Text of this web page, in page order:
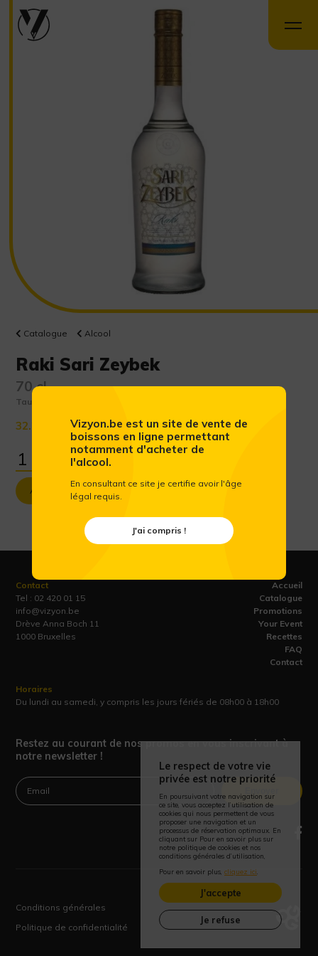
Catalogue Alcool
Raki Sari Zeybek
70 cl
Taux d'alcool :
32.24 € (Prix public conseillé htva)
Ajouter au panier
Accueil
Catalogue
Promotions
Your Event
Recettes
FAQ
Contact
Contact
Tel : 02 420 01 15
info@vizyon.be
Drève Anna Boch 11
1000 Bruxelles
Horaires
Du lundi au samedi, y compris les jours fériés de 08h00 à 18h00
Restez au courant de nos promos en vous inscrivant à
notre newsletter !
Conditions générales
Politique de confidentialité
Le respect de votre vie
privée est notre priorité
En poursuivant votre navigation sur
ce site, vous acceptez l’utilisation de
cookies qui nous permettent de vous
proposer une navigation et un
processus de réservation optimaux. En
cliquant sur Pour en savoir plus sur
notre politique de cookies et nos
conditions générales d’utilisation,
Pour en savoir plus, cliquez ici
J'accepte
Je refuse
Vizyon.be est un site de vente de
boissons en ligne permettant
notamment d'acheter de
l'alcool.
En consultant ce site je certifie avoir l'âge
légal requis.
J'ai compris !